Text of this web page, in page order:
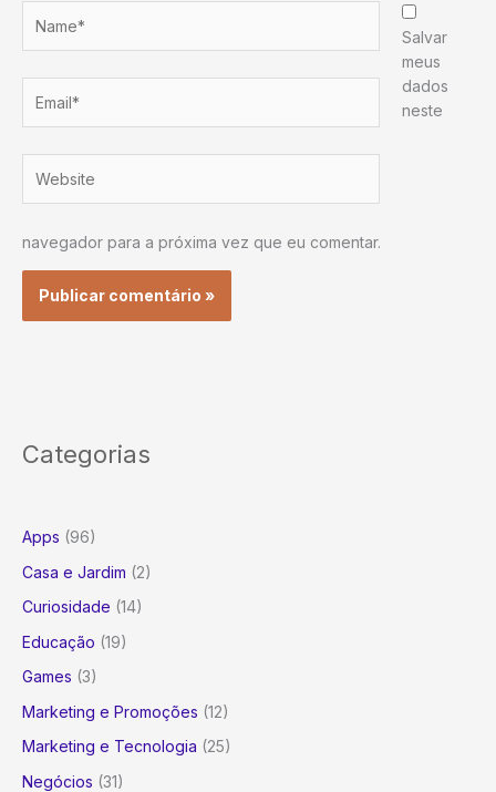
Salvar
meus
dados
neste
navegador para a próxima vez que eu comentar.
Categorias
Apps (96)
Casa e Jardim (2)
Curiosidade (14)
Educação (19)
Games (3)
Marketing e Promoções (12)
Marketing e Tecnologia (25)
Negócios (31)